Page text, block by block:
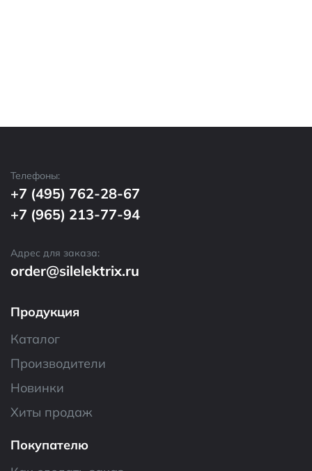
Телефоны:
+7 (495) 762-28-67
+7 (965) 213-77-94
Адрес для заказа:
order@silelektrix.ru
Продукция
Каталог
Производители
Новинки
Хиты продаж
Покупателю